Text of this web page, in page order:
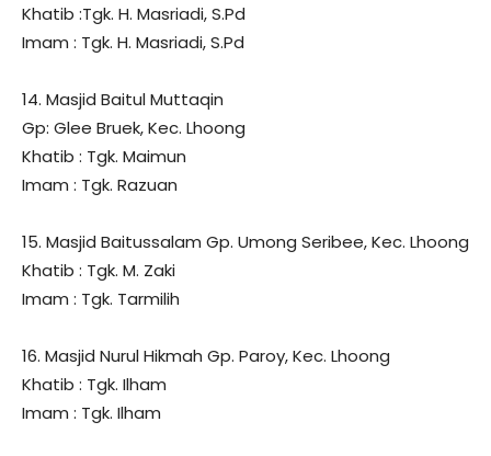
Khatib :Tgk. H. Masriadi, S.Pd
Imam : Tgk. H. Masriadi, S.Pd
14. Masjid Baitul Muttaqin
Gp: Glee Bruek, Kec. Lhoong
Khatib : Tgk. Maimun
Imam : Tgk. Razuan
15. Masjid Baitussalam Gp. Umong Seribee, Kec. Lhoong
Khatib : Tgk. M. Zaki
Imam : Tgk. Tarmilih
16. Masjid Nurul Hikmah Gp. Paroy, Kec. Lhoong
Khatib : Tgk. Ilham
Imam : Tgk. Ilham